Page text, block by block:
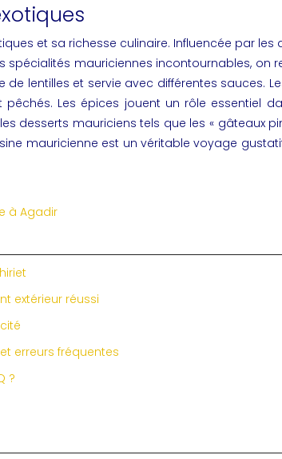
et sa richesse culinaire. Influencée par
mauriciennes incontournables,
lentilles et servie avec différentes sauces.
Les épices jouent un rôle essentiel
desserts mauriciens tels que les « gâteaux
mauricienne est un véritable voyage
à Agadir
extérieur réussi
erreurs fréquentes
?